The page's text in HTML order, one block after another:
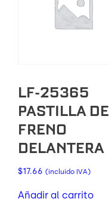
LF-25365
PASTILLA DE
FRENO
DELANTERA
$17.66 (incluido IVA)
Añadir al carrito